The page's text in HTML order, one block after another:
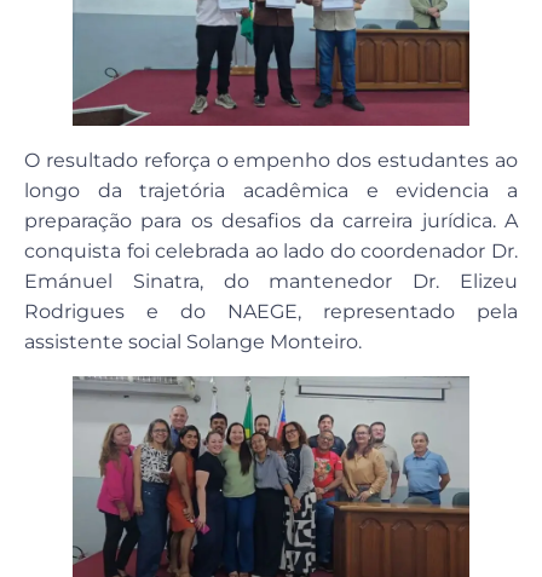
O resultado reforça o empenho dos estudantes ao
longo da trajetória acadêmica e evidencia a
preparação para os desafios da carreira jurídica. A
conquista foi celebrada ao lado do coordenador Dr.
Emánuel Sinatra, do mantenedor Dr. Elizeu
Rodrigues e do NAEGE, representado pela
assistente social Solange Monteiro.